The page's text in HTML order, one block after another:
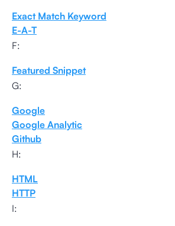
Exact Match Keyword
E-A-T
F:
Featured Snippet
G:
Google
Google Analytic
Github
H:
HTML
HTTP
I: